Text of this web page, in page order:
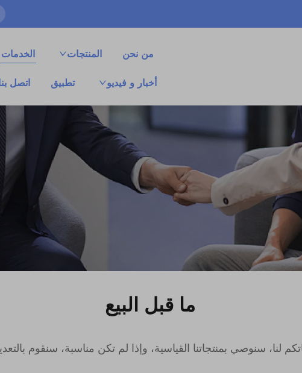
من نحن المنتجات الخدمات
أخبار و فيديو تطبيق اتصل
ما قبل البيع
لنا، سنوصي بمنتجاتنا القياسية، وإذا لم تكن مناسبة، سنقوم